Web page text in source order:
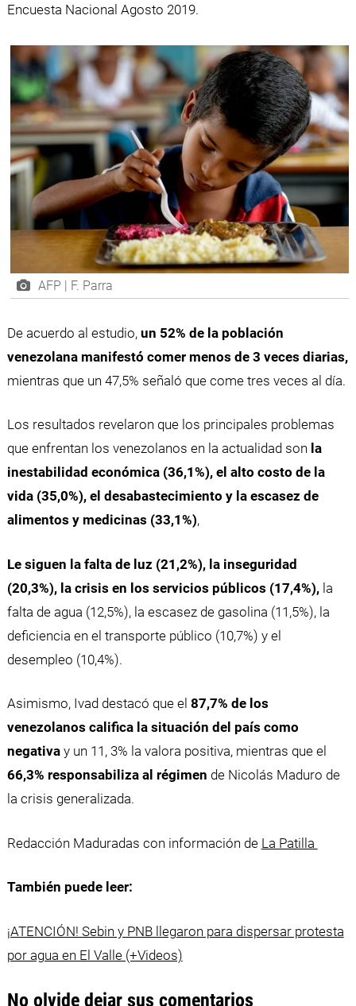
Encuesta Nacional Agosto 2019.
AFP | F. Parra
De acuerdo al estudio, un 52% de la población
venezolana manifestó comer menos de 3 veces diarias,
mientras que un 47,5% señaló que come tres veces al día.
Los resultados revelaron que los principales problemas
que enfrentan los venezolanos en la actualidad son la
inestabilidad económica (36,1%), el alto costo de la
vida (35,0%), el desabastecimiento y la escasez de
alimentos y medicinas (33,1%),
Le siguen la falta de luz (21,2%), la inseguridad
(20,3%), la crisis en los servicios públicos (17,4%),la
falta de agua (12,5%), la escasez de gasolina (11,5%), la
deficiencia en el transporte público (10,7%) y el
desempleo (10,4%).
Asimismo, Ivad destacó que el 87,7% de los
venezolanos califica la situación del país como
negativay un 11, 3% la valora positiva, mientras que el
66,3% responsabiliza al régimen de Nicolás Maduro de
la crisis generalizada.
Redacción Maduradas con información de La Patilla
También puede leer:
¡ATENCIÓN! Sebin y PNB llegaron para dispersar protesta
por agua en El Valle (+Videos)
No olvide dejar sus comentarios